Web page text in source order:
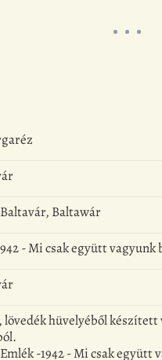
Baltawár
- Mi csak együtt
lövedék hüvelyéből
-1942 - Mi csak együtt